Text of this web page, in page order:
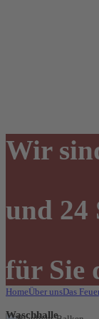
Wir
und 24
für Sie
HomeÜber unsDas
Waschhalle